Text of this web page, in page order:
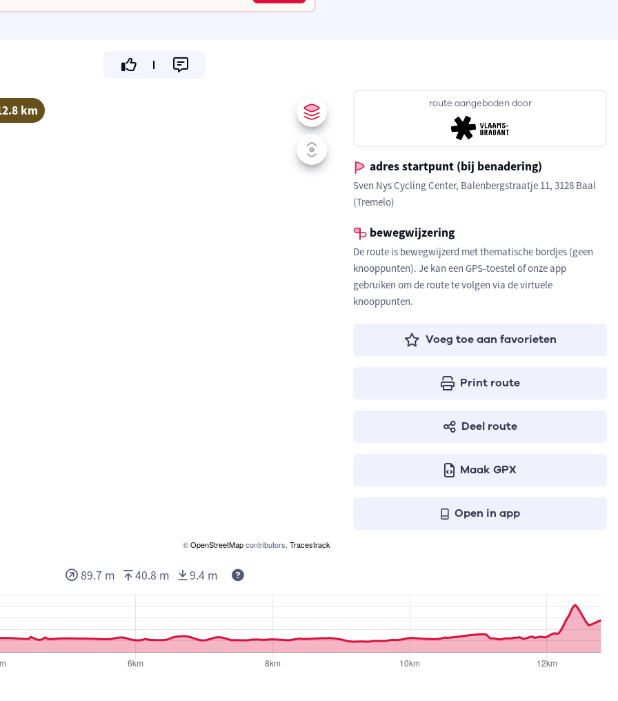
km
©OpenStreetMapcontributors, Tracestrack
route aangeboden door
adres startpunt (bij benadering)
Sven Nys Cycling Center, Balenbergstraatje 11, 3128 Baal
(Tremelo)
bewegwijzering
De route is bewegwijzerd met thematische bordjes (geen
knooppunten). Je kan een GPS-toestel of onze app
gebruiken om de route te volgen via de virtuele
knooppunten.
Voeg toe aan favorieten
Print route
Deel route
Maak GPX
Open in app
89.7 m 40.8 m 9.4 m Deze waarden geven respectievelijk het aantal te stijgen meters, het